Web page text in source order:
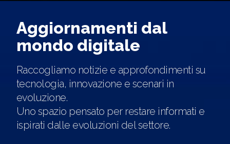
Aggiornamenti dal
mondo digitale
Raccogliamo notizie e approfondimenti su
tecnologia, innovazione e scenari in
evoluzione.
Uno spazio pensato per restare informati e
ispirati dalle evoluzioni del settore.